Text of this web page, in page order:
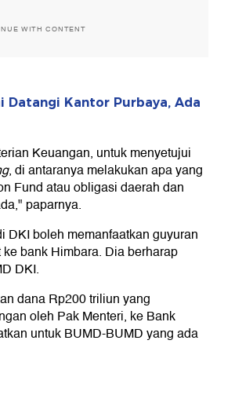
WITH CONTENT
Datangi Kantor Purbaya, Ada
Keuangan, untuk menyetujui
, di antaranya melakukan apa yang
Fund atau obligasi daerah dan
paparnya.
boleh memanfaatkan guyuran
bank Himbara. Dia berharap
DKI.
dana Rp200 triliun yang
oleh Pak Menteri, ke Bank
untuk BUMD-BUMD yang ada